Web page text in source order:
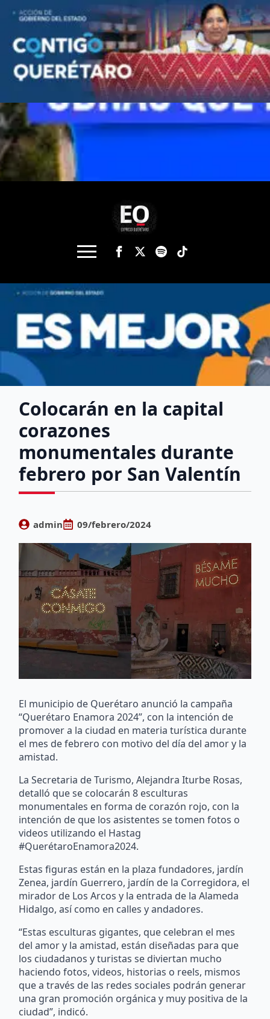
Colocarán en la capital
corazones
monumentales durante
febrero por San Valentín
admin 09/febrero/2024
El municipio de Querétaro anunció la campaña
“Querétaro Enamora 2024”, con la intención de
promover a la ciudad en materia turística durante
el mes de febrero con motivo del día del amor y la
amistad.
La Secretaria de Turismo, Alejandra Iturbe Rosas,
detalló que se colocarán 8 esculturas
monumentales en forma de corazón rojo, con la
intención de que los asistentes se tomen fotos o
videos utilizando el Hastag
#QuerétaroEnamora2024.
Estas figuras están en la plaza fundadores, jardín
Zenea, jardín Guerrero, jardín de la Corregidora, el
mirador de Los Arcos y la entrada de la Alameda
Hidalgo, así como en calles y andadores.
“Estas esculturas gigantes, que celebran el mes
del amor y la amistad, están diseñadas para que
los ciudadanos y turistas se diviertan mucho
haciendo fotos, videos, historias o reels, mismos
que a través de las redes sociales podrán generar
una gran promoción orgánica y muy positiva de la
ciudad”, indicó.